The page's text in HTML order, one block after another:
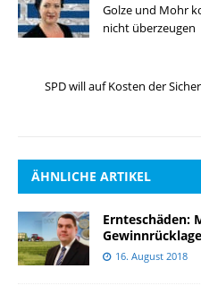
Golze und Mohr
nicht überzeugen
SPD will auf Kosten der
ÄHNLICHE ARTIKEL
Ernteschäden:
16. August 2018